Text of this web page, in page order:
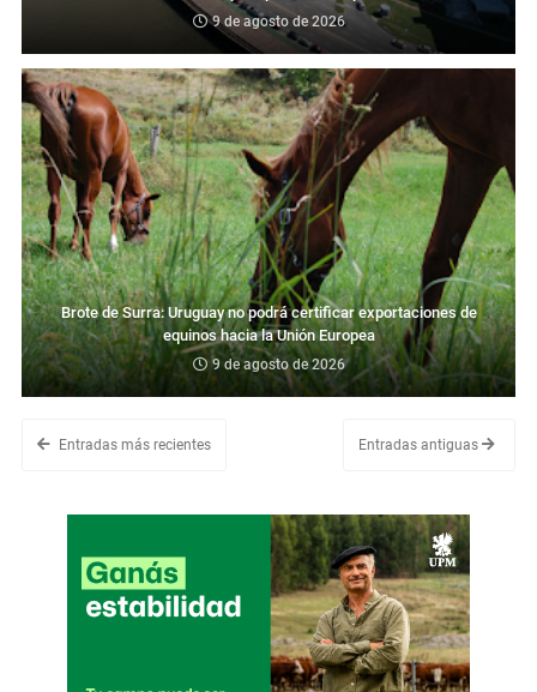
9 de agosto de 2026
Brote de Surra: Uruguay no podrá certificar exportaciones de
equinos hacia la Unión Europea
9 de agosto de 2026
Entradas más recientes Entradas antiguas